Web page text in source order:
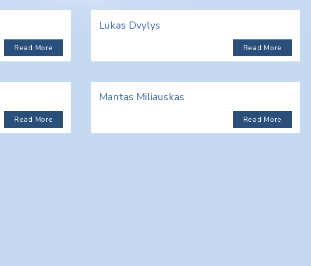
Read More
Lukas Dvylys
Read More
Read More
Mantas Miliauskas
Read More